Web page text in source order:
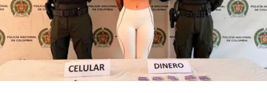
condiciones adversas.
Comparte esto: